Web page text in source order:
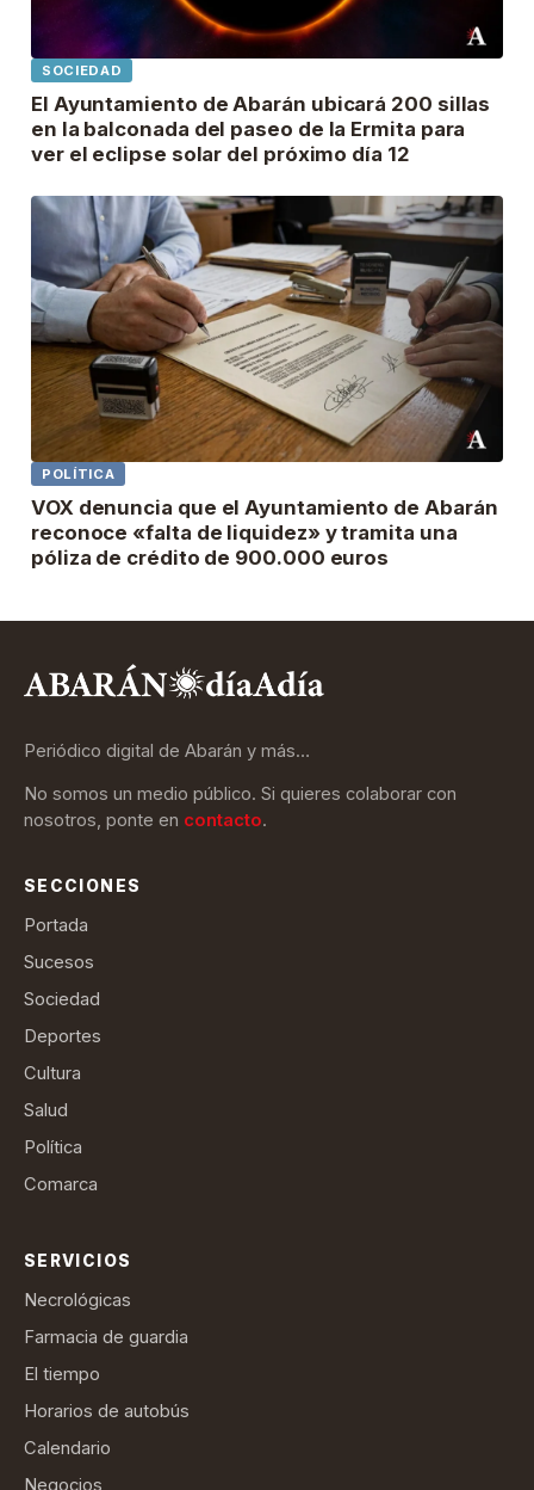
SOCIEDAD
El Ayuntamiento de Abarán ubicará 200 sillas
en la balconada del paseo de la Ermita para
ver el eclipse solar del próximo día 12
POLÍTICA
VOX denuncia que el Ayuntamiento de Abarán
reconoce «falta de liquidez» y tramita una
póliza de crédito de 900.000 euros
Periódico digital de Abarán y más…
No somos un medio público. Si quieres colaborar con
nosotros, ponte en contacto.
SECCIONES
Portada
Sucesos
Sociedad
Deportes
Cultura
Salud
Política
Comarca
SERVICIOS
Necrológicas
Farmacia de guardia
El tiempo
Horarios de autobús
Calendario
Negocios